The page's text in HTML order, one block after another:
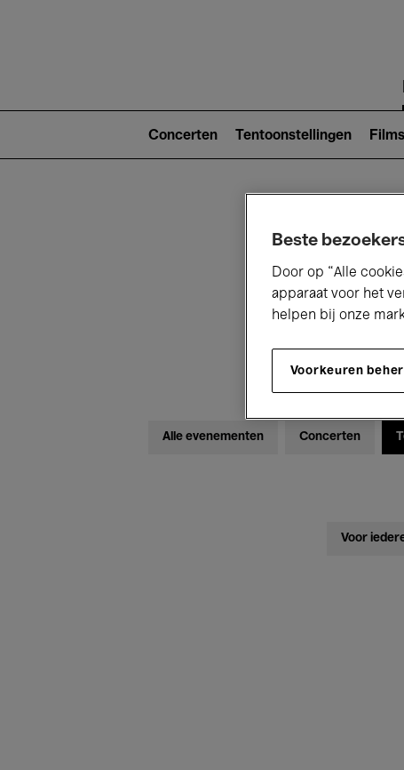
2)
Concerten Tentoonstellingen Films
Alle evenementen Concerten
Voor
Beste
Door op “Alle
apparaat voor het
helpen bij onze
Voorkeuren